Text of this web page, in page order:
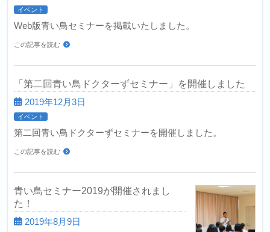
イベント
Web版青い鳥セミナーを掲載いたしました。
この記事を読む
「第二回青い鳥ドクターずセミナー」を開催しました
2019年12月3日
イベント
第二回青い鳥ドクターずセミナーを開催しました。
この記事を読む
青い鳥セミナー2019が開催されまし
た！
2019年8月9日